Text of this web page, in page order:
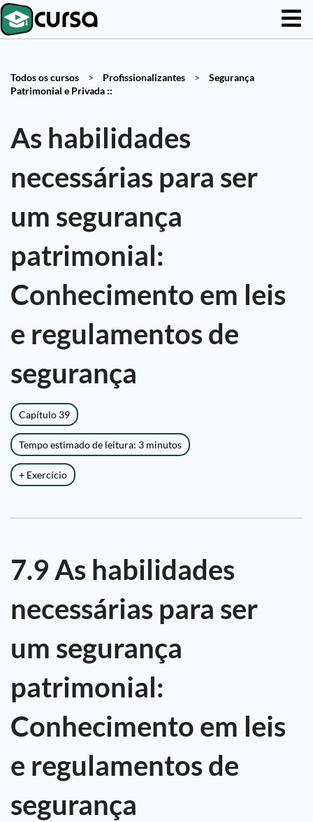
Todos os cursos > Profissionalizantes >
Segurança
Patrimonial e Privada ::
As habilidades
necessárias para ser
um segurança
patrimonial:
Conhecimento em leis
e regulamentos de
segurança
Capítulo 39
Tempo estimado de leitura: 3 minutos
+ Exercício
7.9 As habilidades
necessárias para ser
um segurança
patrimonial:
Conhecimento em leis
e regulamentos de
segurança